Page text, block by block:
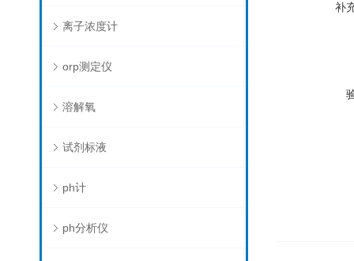
离子浓度计
orp测定仪
溶解氧
试剂标液
ph计
ph分析仪
补